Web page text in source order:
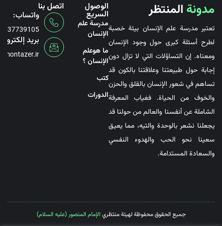
مدونة المنتظر
تعتبر مدرسة علم الإنسان بيئة خصبة
لطرح أسئلة كبرى حول وجود الإنسان
ومعناه. إن التساؤلات التي لا تزال دون
إجابة حول طبيعتنا وعلاقتنا بالكون قد
تساهم في شعور الإنسان بالقلق والحزن
والخوف من الحياة. فغياب المعرفة
الشاملة عن أنفسنا والعالم من حولنا قد
يجعلنا نشعر بالوحدة والتيه، مما يعيق
سعينا نحو الحب والهدوء النفسي
والسعادة المستدامة.
الوصول
السريع
مدرسة علم
الإنسان
ما هوعلم
الإنسان ؟
کتب
الدورات
اتصل بنا
واتساب:
بريد
جميع الحقوق محفوظة لهيئة منتظري الإمام المنصور (عليه السلام)